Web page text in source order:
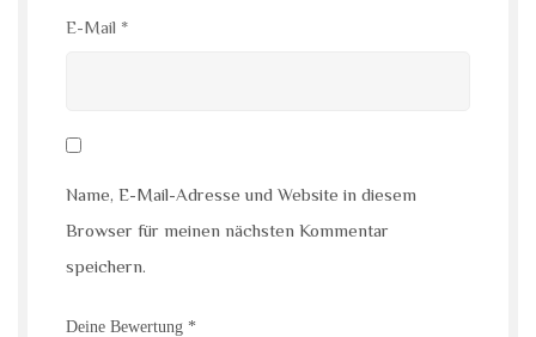
E-Mail *
Name, E-Mail-Adresse und Website in diesem
Browser für meinen nächsten Kommentar
speichern.
Deine Bewertung *